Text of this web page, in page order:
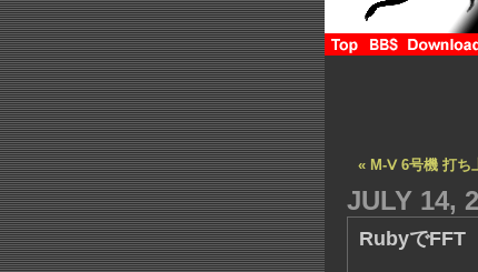
« M-Ⅴ 6号機 打ち
JULY 14,
RubyでFFT